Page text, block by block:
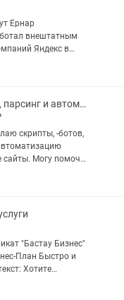
Яндекс в
Скрипты, боты, парсинг и автоматизация
скрипты, -ботов,
помочь
Excel-файлов,
"Бастау Бизнес"
План Быстро и
бизнес-план для